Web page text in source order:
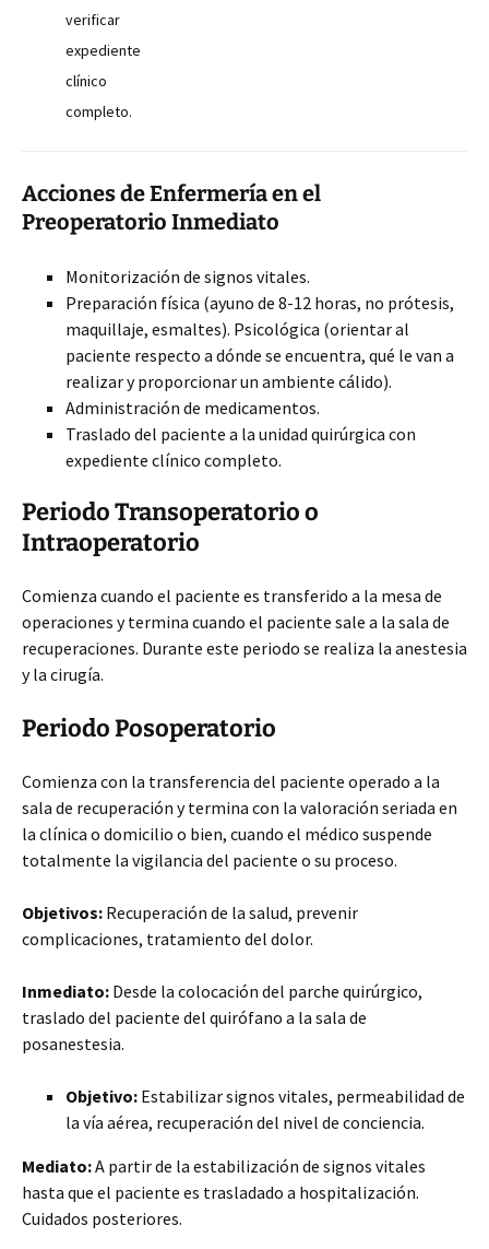
verificar
expediente
clínico
completo.
Acciones de Enfermería en el
Preoperatorio Inmediato
Monitorización de signos vitales.
Preparación física (ayuno de 8-12 horas, no prótesis,
maquillaje, esmaltes). Psicológica (orientar al
paciente respecto a dónde se encuentra, qué le van a
realizar y proporcionar un ambiente cálido).
Administración de medicamentos.
Traslado del paciente a la unidad quirúrgica con
expediente clínico completo.
Periodo Transoperatorio o
Intraoperatorio
Comienza cuando el paciente es transferido a la mesa de
operaciones y termina cuando el paciente sale a la sala de
recuperaciones. Durante este periodo se realiza la anestesia
y la cirugía.
Periodo Posoperatorio
Comienza con la transferencia del paciente operado a la
sala de recuperación y termina con la valoración seriada en
la clínica o domicilio o bien, cuando el médico suspende
totalmente la vigilancia del paciente o su proceso.
Objetivos: Recuperación de la salud, prevenir
complicaciones, tratamiento del dolor.
Inmediato: Desde la colocación del parche quirúrgico,
traslado del paciente del quirófano a la sala de
posanestesia.
Objetivo: Estabilizar signos vitales, permeabilidad de
la vía aérea, recuperación del nivel de conciencia.
Mediato:A partir de la estabilización de signos vitales
hasta que el paciente es trasladado a hospitalización.
Cuidados posteriores.